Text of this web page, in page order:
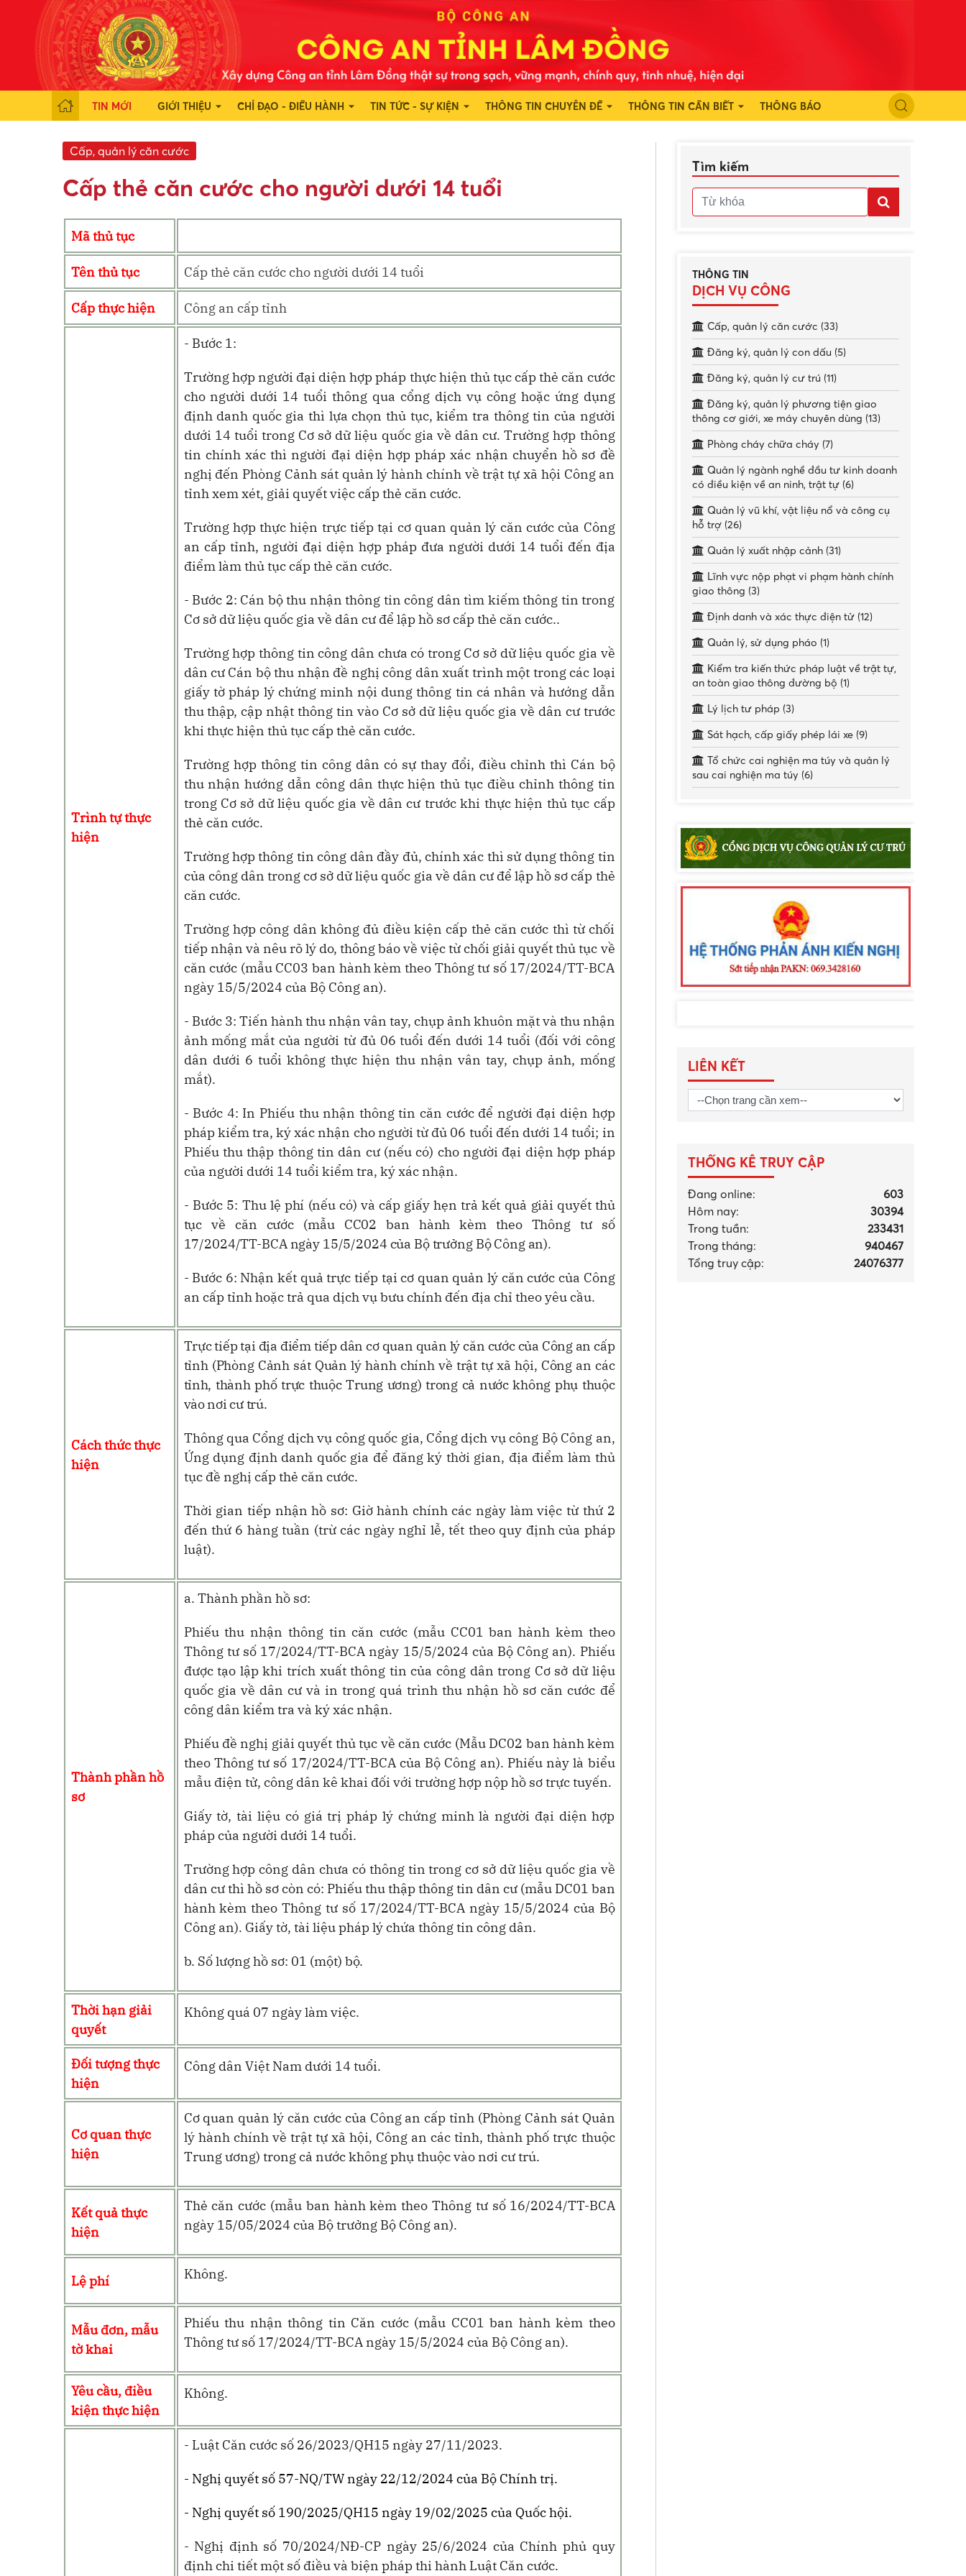
TIN MỚI GIỚI THIỆU CHỈ ĐẠO - ĐIỀU HÀNH TIN TỨC - SỰ KIỆN THÔNG TIN CHUYÊN ĐỀ THÔNG TIN CẦN BIẾT THÔNG BÁO
Cấp, quản lý căn cước
Cấp thẻ căn cước cho người dưới 14 tuổi
Mã thủ tục
Tên thủ tục Cấp thẻ căn cước cho người dưới 14 tuổi
Cấp thực hiện Công an cấp tỉnh
Trình tự thực
hiện
- Bước 1:
Trường hợp người đại diện hợp pháp thực hiện thủ tục cấp thẻ căn cước
cho người dưới 14 tuổi thông qua cổng dịch vụ công hoặc ứng dụng
định danh quốc gia thì lựa chọn thủ tục, kiểm tra thông tin của người
dưới 14 tuổi trong Cơ sở dữ liệu quốc gia về dân cư. Trường hợp thông
tin chính xác thì người đại diện hợp pháp xác nhận chuyển hồ sơ đề
nghị đến Phòng Cảnh sát quản lý hành chính về trật tự xã hội Công an
tỉnh xem xét, giải quyết việc cấp thẻ căn cước.
Trường hợp thực hiện trực tiếp tại cơ quan quản lý căn cước của Công
an cấp tỉnh, người đại diện hợp pháp đưa người dưới 14 tuổi đến địa
điểm làm thủ tục cấpthẻ căn cước.
- Bước 2: Cán bộ thu nhận thông tin công dân tìm kiếm thông tin trong
Cơ sở dữ liệu quốc gia về dân cư để lập hồ sơ cấp thẻ căn cước..
Trường hợp thông tin công dân chưa có trong Cơ sở dữ liệu quốc gia về
dân cư Cán bộ thu nhận đề nghị công dân xuất trình một trong các loại
giấy tờ pháp lý chứng minh nội dung thông tin cá nhân và hướng dẫn
thu thập, cập nhật thông tin vào Cơ sở dữ liệu quốc gia về dân cư trước
khi thực hiện thủ tục cấp thẻ căn cước.
Trường hợp thông tin công dân có sự thay đổi, điều chỉnh thì Cán bộ
thu nhận hướng dẫn công dân thực hiện thủ tục điều chỉnh thông tin
trong Cơ sở dữ liệu quốc gia về dân cư trước khi thực hiện thủ tục cấp
thẻ căn cước.
Trường hợp thông tin công dân đầy đủ, chính xác thì sử dụng thông tin
của công dân trong cơ sở dữ liệu quốc gia về dân cư để lập hồ sơ cấp thẻ
căn cước.
Trường hợp công dân không đủ điều kiện cấp thẻ căn cước thì từ chối
tiếp nhận và nêu rõ lý do, thông báo về việc từ chối giải quyết thủ tục về
căn cước (mẫu CC03 ban hành kèm theo Thông tư số 17/2024/TT-BCA
ngày 15/5/2024 của Bộ Công an).
- Bước 3: Tiến hành thu nhận vân tay, chụp ảnh khuôn mặt và thu nhận
ảnh mống mắt của người từ đủ 06 tuổi đến dưới 14 tuổi (đối với công
dân dưới 6 tuổi không thực hiện thu nhận vân tay, chụp ảnh, mống
mắt).
- Bước 4: In Phiếu thu nhận thông tin căn cước để người đại diện hợp
pháp kiểm tra, ký xác nhận cho người từ đủ 06 tuổi đến dưới 14 tuổi; in
Phiếu thu thập thông tin dân cư (nếu có) cho người đại diện hợp pháp
của người dưới 14 tuổi kiểm tra, ký xác nhận.
- Bước 5: Thu lệ phí (nếu có) và cấp giấy hẹn trả kết quả giải quyết thủ
tục về căn cước (mẫu CC02 ban hành kèm theo Thông tư số
17/2024/TT-BCA ngày 15/5/2024 của Bộ trưởng Bộ Công an).
- Bước 6: Nhận kết quả trực tiếp tại cơ quan quản lý căn cước của Công
an cấp tỉnh hoặc trả qua dịch vụ bưu chính đến địa chỉ theo yêu cầu.
Cách thức thực
hiện
Trực tiếp tại địa điểm tiếp dân cơ quan quản lý căn cước của Công an cấp
tỉnh (Phòng Cảnh sát Quản lý hành chính về trật tự xã hội, Công an các
tỉnh, thành phố trực thuộc Trung ương) trong cả nước không phụ thuộc
vào nơi cư trú.
Thông qua Cổng dịch vụ công quốc gia, Cổng dịch vụ công Bộ Công an,
Ứng dụng định danh quốc gia để đăng ký thời gian, địa điểm làm thủ
tục đề nghị cấp thẻ căn cước.
Thời gian tiếp nhận hồ sơ: Giờ hành chính các ngày làm việc từ thứ 2
đến thứ 6 hàng tuần (trừ các ngày nghỉ lễ, tết theo quy định của pháp
luật).
Thành phần hồ
sơ
a. Thành phần hồ sơ:
Phiếu thu nhận thông tin căn cước (mẫu CC01 ban hành kèm theo
Thông tư số 17/2024/TT-BCA ngày 15/5/2024 của Bộ Công an). Phiếu
được tạo lập khi trích xuất thông tin của công dân trong Cơ sở dữ liệu
quốc gia về dân cư và in trong quá trình thu nhận hồ sơ căn cước để
công dân kiểm tra và ký xác nhận.
Phiếu đề nghị giải quyết thủ tục về căn cước (Mẫu DC02 ban hành kèm
theo Thông tư số 17/2024/TT-BCA của Bộ Công an). Phiếu này là biểu
mẫu điện tử, công dân kê khai đối với trường hợp nộp hồ sơ trực tuyến.
Giấy tờ, tài liệu có giá trị pháp lý chứng minh là người đại diện hợp
pháp của người dưới 14 tuổi.
Trường hợp công dân chưa có thông tin trong cơ sở dữ liệu quốc gia về
dân cư thì hồ sơ còn có: Phiếu thu thập thông tin dân cư (mẫu DC01 ban
hành kèm theo Thông tư số 17/2024/TT-BCA ngày 15/5/2024 của Bộ
Công an). Giấy tờ, tài liệu pháp lý chứa thông tin công dân.
b. Số lượng hồ sơ: 01 (một) bộ.
Thời hạn giải
quyết
Không quá 07 ngày làm việc.
Đối tượng thực
hiện
Công dân Việt Nam dưới 14 tuổi.
Cơ quan thực
hiện
Cơ quan quản lý căn cước của Công an cấp tỉnh (Phòng Cảnh sát Quản
lý hành chính về trật tự xã hội, Công an các tỉnh, thành phố trực thuộc
Trung ương) trong cả nước không phụ thuộc vào nơi cư trú.
Kết quả thực
hiện
Thẻ căn cước (mẫu ban hành kèm theo Thông tư số 16/2024/TT-BCA
ngày 15/05/2024 của Bộ trưởng Bộ Công an).
Lệ phí Không.
Mẫu đơn, mẫu
tờ khai
Phiếu thu nhận thông tin Căn cước (mẫu CC01 ban hành kèm theo
Thông tư số 17/2024/TT-BCA ngày 15/5/2024 của Bộ Công an).
Yêu cầu, điều
kiện thực hiện
Không.
- Luật Căn cước số 26/2023/QH15 ngày 27/11/2023.
- Nghị quyết số 57-NQ/TW ngày 22/12/2024 của Bộ Chính trị.
- Nghị quyết số 190/2025/QH15 ngày 19/02/2025 của Quốc hội.
- Nghị định số 70/2024/NĐ-CP ngày 25/6/2024 của Chính phủ quy
định chi tiết một số điều và biện pháp thi hành Luật Căn cước.
Tìm kiếm
THÔNG TIN
DỊCH VỤ CÔNG
Cấp, quản lý căn cước (33)
Đăng ký, quản lý con dấu (5)
Đăng ký, quản lý cư trú (11)
Đăng ký, quản lý phương tiện giao
thông cơ giới, xe máy chuyên dùng (13)
Phòng cháy chữa cháy (7)
Quản lý ngành nghề đầu tư kinh doanh
có điều kiện về an ninh, trật tự (6)
Quản lý vũ khí, vật liệu nổ và công cụ
hỗ trợ (26)
Quản lý xuất nhập cảnh (31)
Lĩnh vực nộp phạt vi phạm hành chính
giao thông (3)
Định danh và xác thực điện tử (12)
Quản lý, sử dụng pháo (1)
Kiểm tra kiến thức pháp luật về trật tự,
an toàn giao thông đường bộ (1)
Lý lịch tư pháp (3)
Sát hạch, cấp giấy phép lái xe (9)
Tổ chức cai nghiện ma túy và quản lý
sau cai nghiện ma túy (6)
LIÊN KẾT
THỐNG KÊ TRUY CẬP
Đang online:
603
Hôm nay:
30394
Trong tuần:
233431
Trong tháng:
940467
Tổng truy cập:
24076377